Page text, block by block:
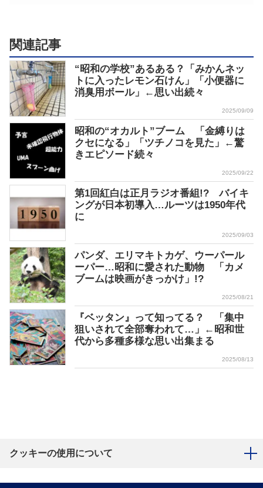
関連記事
“昭和の学校”あるある？「みかんネッ
トに入ったレモン石けん」「小便器に
消臭用ボール」←思い出続々
2025/09/09
昭和の“オカルト”ブーム 「金縛りは
クセになる」「ツチノコを見た」←驚
きエピソード続々
2025/09/22
第1回紅白は正月ラジオ番組!? バイキ
ングが日本初導入…ルーツは1950年代
に
2025/09/03
パンダ、エリマキトカゲ、ウーパール
ーパー…昭和に愛された動物 「カメ
ブームは映画がきっかけ」!?
2025/08/21
『ベッタン』って知ってる？ 「集中
狙いされて全部奪われて…」←昭和世
代から多種多様な思い出集まる
2025/08/13
クッキーの使用について